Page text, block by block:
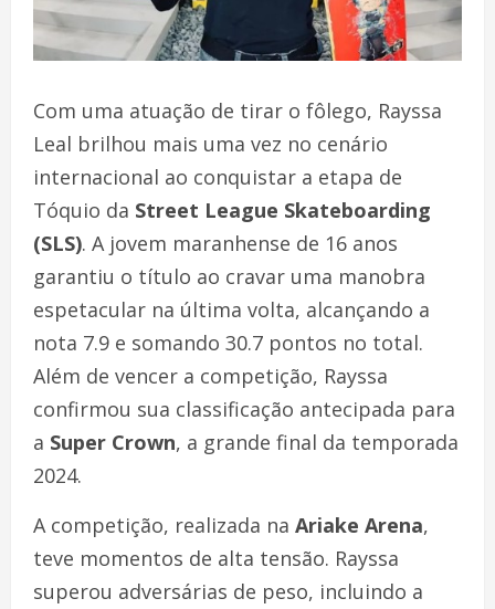
Com uma atuação de tirar o fôlego, Rayssa
Leal brilhou mais uma vez no cenário
internacional ao conquistar a etapa de
Tóquio da Street League Skateboarding
(SLS). A jovem maranhense de 16 anos
garantiu o título ao cravar uma manobra
espetacular na última volta, alcançando a
nota 7.9 e somando 30.7 pontos no total.
Além de vencer a competição, Rayssa
confirmou sua classificação antecipada para
a Super Crown, a grande final da temporada
2024.
A competição, realizada na Ariake Arena,
teve momentos de alta tensão. Rayssa
superou adversárias de peso, incluindo a